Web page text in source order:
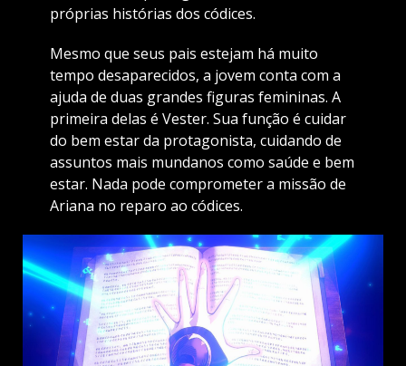
próprias histórias dos códices.
Mesmo que seus pais estejam há muito
tempo desaparecidos, a jovem conta com a
ajuda de duas grandes figuras femininas. A
primeira delas é Vester. Sua função é cuidar
do bem estar da protagonista, cuidando de
assuntos mais mundanos como saúde e bem
estar. Nada pode comprometer a missão de
Ariana no reparo ao códices.